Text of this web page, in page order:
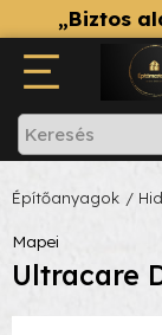
„Biztos
Építőanyagok /
Mapei
Ultracare